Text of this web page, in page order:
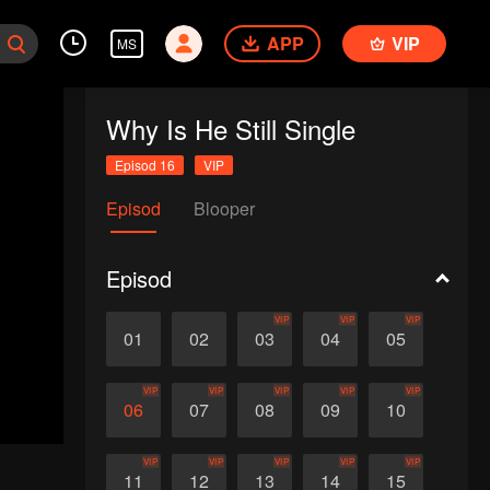
MS APP VIP
Why Is He Still Single
Episod 16 VIP
Episod Blooper
Episod
01 02 03
VIP
04
VIP
05
VIP
06
VIP
07
VIP
08
VIP
09
VIP
10
VIP
11
VIP
12
VIP
13
VIP
14
VIP
15
VIP